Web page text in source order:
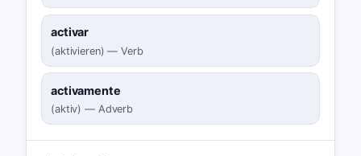
activar
(aktivieren) —Verb
activamente
(aktiv) — Adverb